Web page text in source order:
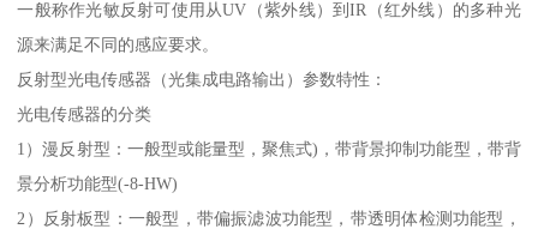
一般称作光敏反射可使用从UV（紫外线）到IR（红外线）的多种光
源来满足不同的感应要求。
反射型光电传感器（光集成电路输出）参数特性：
光电传感器的分类
1）漫反射型：一般型或能量型，聚焦式)，带背景抑制功能型，带背
景分析功能型(-8-HW)
2）反射板型：一般型，带偏振滤波功能型，带透明体检测功能型，